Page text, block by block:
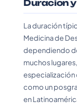
Duracion
La duración
Medicina de
dependiendo
muchos
especialización
como un
en